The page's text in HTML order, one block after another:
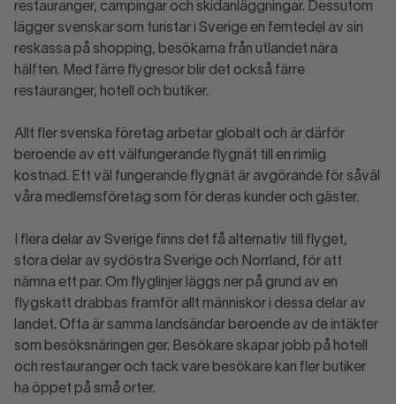
restauranger, campingar och skidanläggningar. Dessutom
lägger svenskar som turistar i Sverige en femtedel av sin
reskassa på shopping, besökarna från utlandet nära
hälften. Med färre flygresor blir det också färre
restauranger, hotell och butiker.
Allt fler svenska företag arbetar globalt och är därför
beroende av ett välfungerande flygnät till en rimlig
kostnad. Ett väl fungerande flygnät är avgörande för såväl
våra medlemsföretag som för deras kunder och gäster.
I flera delar av Sverige finns det få alternativ till flyget,
stora delar av sydöstra Sverige och Norrland, för att
nämna ett par. Om flyglinjer läggs ner på grund av en
flygskatt drabbas framför allt människor i dessa delar av
landet. Ofta är samma landsändar beroende av de intäkter
som besöksnäringen ger. Besökare skapar jobb på hotell
och restauranger och tack vare besökare kan fler butiker
ha öppet på små orter.